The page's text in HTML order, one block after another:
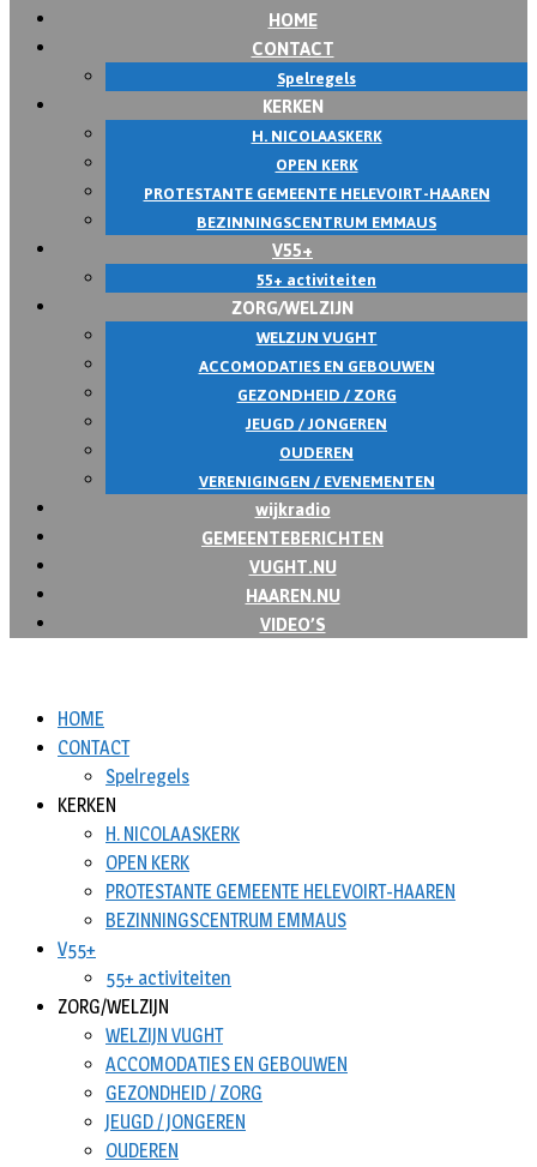
HOME
CONTACT
Spelregels
KERKEN
H. NICOLAASKERK
OPEN KERK
PROTESTANTE GEMEENTE HELEVOIRT-HAAREN
BEZINNINGSCENTRUM EMMAUS
V55+
55+ activiteiten
ZORG/WELZIJN
WELZIJN VUGHT
ACCOMODATIES EN GEBOUWEN
GEZONDHEID / ZORG
JEUGD / JONGEREN
OUDEREN
VERENIGINGEN / EVENEMENTEN
wijkradio
GEMEENTEBERICHTEN
VUGHT.NU
HAAREN.NU
VIDEO’S
HOME
CONTACT
Spelregels
KERKEN
H. NICOLAASKERK
OPEN KERK
PROTESTANTE GEMEENTE HELEVOIRT-HAAREN
BEZINNINGSCENTRUM EMMAUS
V55+
55+ activiteiten
ZORG/WELZIJN
WELZIJN VUGHT
ACCOMODATIES EN GEBOUWEN
GEZONDHEID / ZORG
JEUGD / JONGEREN
OUDEREN